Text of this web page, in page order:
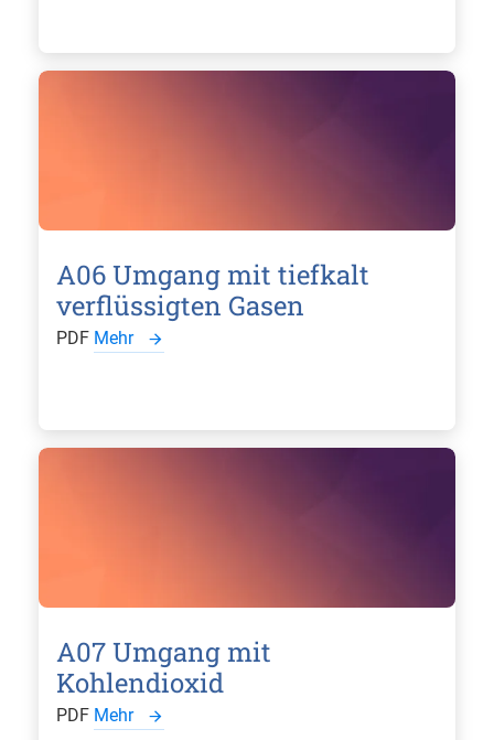
A06 Umgang mit tiefkalt
verflüssigten Gasen
PDF Mehr
A07 Umgang mit
Kohlendioxid
PDF Mehr